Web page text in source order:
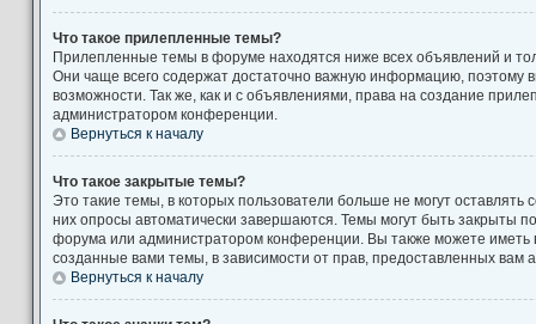
Что такое прилепленные темы?
Прилепленные темы в форуме находятся ниже всех объявлений и
Они чаще всего содержат достаточно важную информацию, поэтому
возможности. Так же, как и с объявлениями, права на создание
администратором конференции.
Вернуться к началу
Что такое закрытые темы?
Это такие темы, в которых пользователи больше не могут
них опросы автоматически завершаются. Темы могут быть закрыты
форума или администратором конференции. Вы также можете иметь
созданные вами темы, в зависимости от прав, предоставленных вам
Вернуться к началу